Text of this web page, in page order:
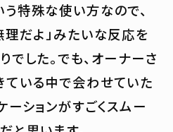
特殊な使い方なので、
理だよ」みたいな反応を
でした。でも、オーナーさ
いる中で会わせていた
ーションがすごくスムー